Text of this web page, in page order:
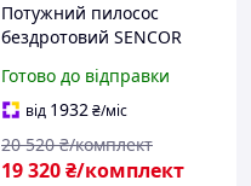
Потужний пилосос
бездротовий SENCOR
бездротові для сухого та
вологого прибирання 500
Вт Led-підсвітка
Готово до відправки
від 1932₴/міс
19 320₴/комплект
20 520 ₴/комплект